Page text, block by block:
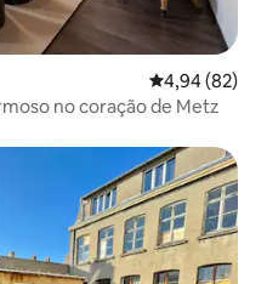
4,94 de uma
4,94 (82)
no coração de Metz
hóspedes